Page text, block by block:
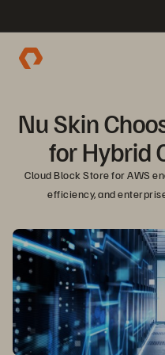
Nu Skin
for Hybrid
Cloud Block Store for AWS
efficiency, and